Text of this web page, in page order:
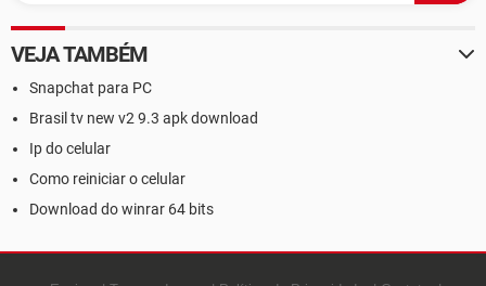
VEJA TAMBÉM
Snapchat para PC
Brasil tv new v2 9.3 apk download
Ip do celular
Como reiniciar o celular
Download do winrar 64 bits